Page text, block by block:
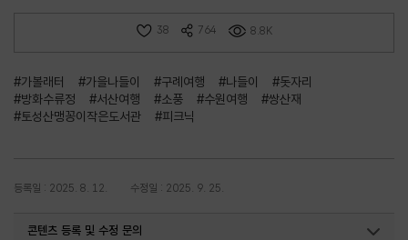
38 764 8.8K
#가볼래터 #가을나들이 #구례여행 #나들이
#돗자리
#방화수류정
#서산여행 #소풍 #수원여행
#쌍산재
#토성산맹꽁이작은도서관
#피크닉
등록일 : 2025. 8. 12. 수정일 : 2025. 9. 25.
콘텐츠 등록 및 수정 문의